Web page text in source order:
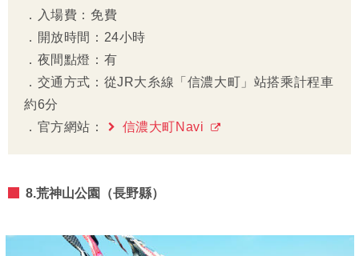
．入場費：免費
．開放時間：24小時
．夜間點燈：有
．交通方式：從JR大糸線「信濃大町」站搭乘計程車
約6分
．官方網站：
信濃大町Navi
8.荒神山公園（長野縣）